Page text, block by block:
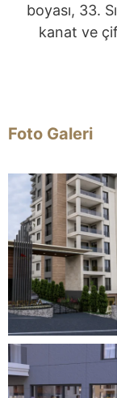
boyası, 33.
kanat ve
Foto Galeri